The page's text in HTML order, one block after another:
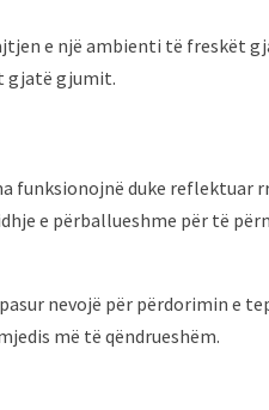
e një ambienti të freskët
gjatë gjumit.
funksionojnë duke reflektuar
e përballueshme për të
nevojë për përdorimin e
më të qëndrueshëm.